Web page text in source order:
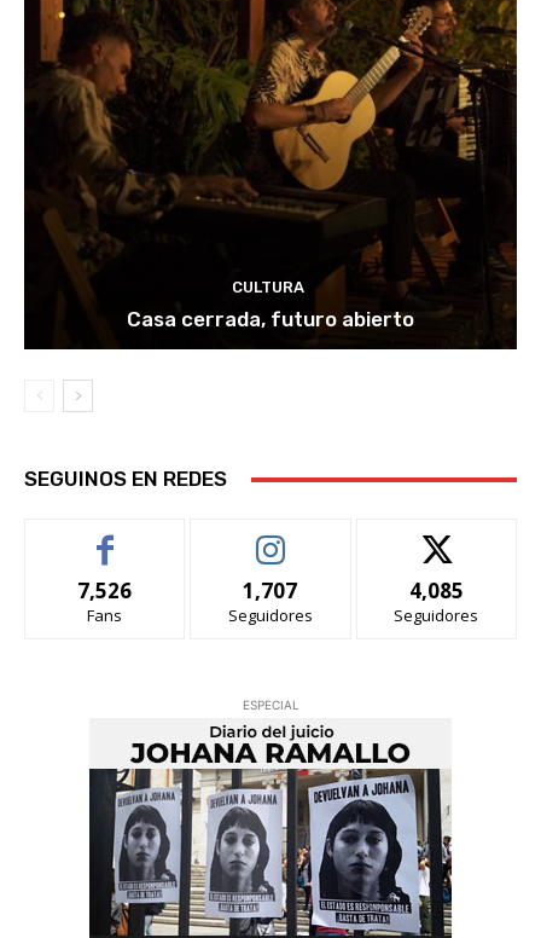
CULTURA
Casa cerrada, futuro abierto
SEGUINOS EN REDES
7,526
Fans
1,707
Seguidores
4,085
Seguidores
ESPECIAL